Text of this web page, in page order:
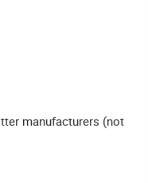
manufacturers (not